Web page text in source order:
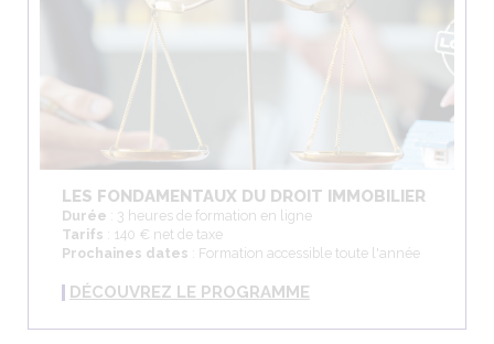
LES FONDAMENTAUX DU DROIT IMMOBILIER
Durée : 3 heures de formation en ligne
Tarifs : 140 € net de taxe
Prochaines dates : Formation accessible toute l'année
DÉCOUVREZ LE PROGRAMME